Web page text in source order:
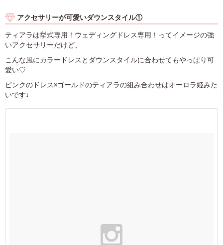
アクセサリーが可愛いダウンスタイル①
ティアラは挙式専用！ウェディングドレス専用！ってイメージの強
いアクセサリーだけど、
こんな風にカラードレスとダウンスタイルに合わせてもやっぱり可
愛い♡
ピンクのドレス×ゴールドのティアラの組み合わせはオーロラ姫みた
いです♩